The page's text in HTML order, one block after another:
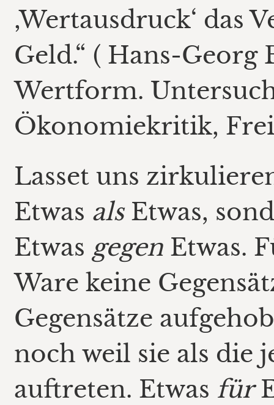
‚Wertausdruck‘ das
Geld.“ ( Hans-
Wertform.
Ökonomiekritik,
Lasset uns
Etwas alsEtwas,
Etwas gegen Etwas.
Ware keine
Gegensätze
noch weil sie als die
auftreten. Etwas für